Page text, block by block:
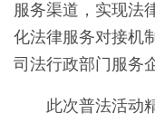
服务渠道，实现法
化法律服务对接机
司法行政部门服务
此次普法活动